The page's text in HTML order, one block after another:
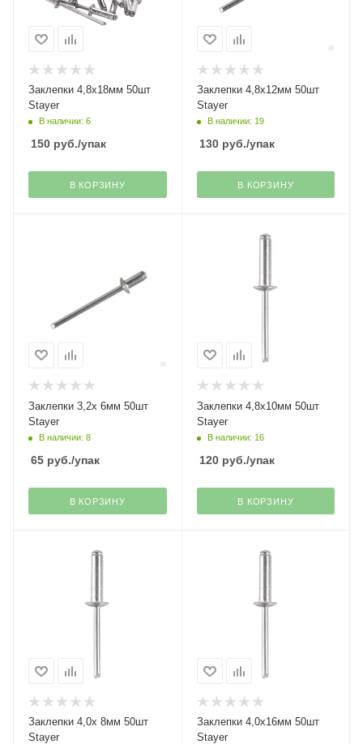
Заклепки 4,8х18мм 50шт
Stayer
В наличии: 6
150 руб./упак
В КОРЗИНУ
Заклепки 4,8х12мм 50шт
Stayer
В наличии: 19
130руб./упак
В КОРЗИНУ
Заклепки 3,2х 6мм 50шт
Stayer
В наличии: 8
65 руб./упак
В КОРЗИНУ
Заклепки 4,8х10мм 50шт
Stayer
В наличии: 16
120руб./упак
В КОРЗИНУ
Заклепки 4,0х 8мм 50шт
Stayer
Заклепки 4,0х16мм 50шт
Stayer